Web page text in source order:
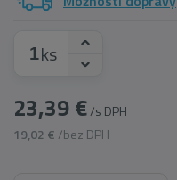
ks
23,39 €/s DPH
19,02 € /bez DPH